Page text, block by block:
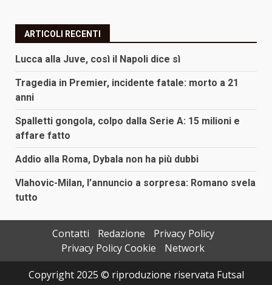
ARTICOLI RECENTI
Lucca alla Juve, così il Napoli dice sì
Tragedia in Premier, incidente fatale: morto a 21
anni
Spalletti gongola, colpo dalla Serie A: 15 milioni e
affare fatto
Addio alla Roma, Dybala non ha più dubbi
Vlahovic-Milan, l’annuncio a sorpresa: Romano svela
tutto
Contatti Redazione
Privacy Policy
Privacy Policy Cookie
Network
Copyright 2025 © riproduzione riservata Futsal